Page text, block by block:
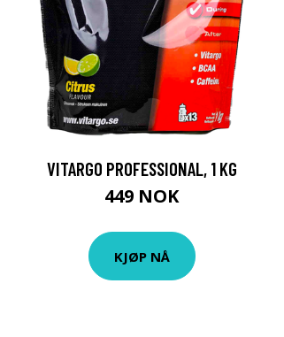
VITARGO PROFESSIONAL, 1 KG
449 NOK
KJØP NÅ